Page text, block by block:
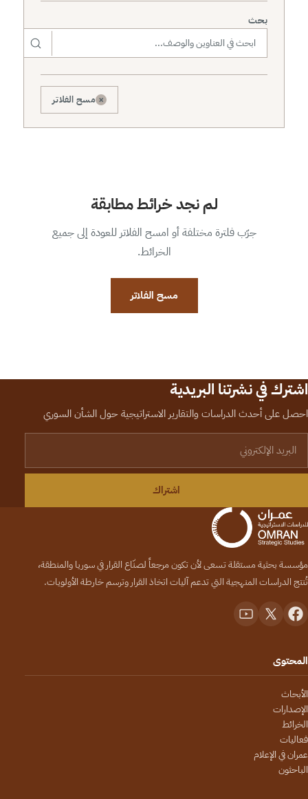
بحث
× مسح الفلاتر
لم نجد خرائط مطابقة
جرّب فلترة مختلفة أو امسح الفلاتر للعودة إلى جميع
الخرائط.
مسح الفلاتر
اشترك في نشرتنا البريدية
احصل على أحدث الدراسات والتقارير الاستراتيجية حول الشأن السوري
اشتراك
مؤسسة بحثية مستقلة تسعى لأن تكون مرجعاً لصنّاع القرار في سوريا والمنطقة،
تُنتج الدراسات المنهجية التي تدعم آليات اتخاذ القرار وترسم خارطة الأولويات.
المحتوى
الأبحاث
الإصدارات
الخرائط
فعاليات
عمران في الإعلام
الباحثون